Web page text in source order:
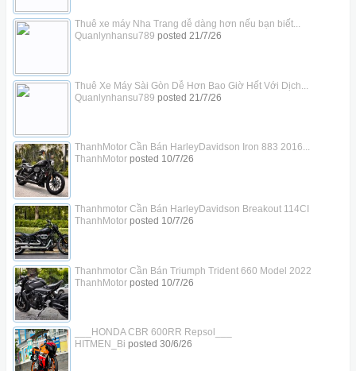
Thuê xe máy Nha Trang dễ dàng hơn nếu bạn biết...
Quanlynhansu789 posted 21/7/26
Thuê Xe Máy Sài Gòn Dễ Hơn Bao Giờ Hết Với Dịch...
Quanlynhansu789 posted 21/7/26
ThanhMotor Cần Bán HarleyDavidson Iron 883 2016...
ThanhMotorposted 10/7/26
Thanhmotor Cần Bán HarleyDavidson Breakout 114CI
ThanhMotorposted 10/7/26
Thanhmotor Cần Bán Triumph Trident 660 Model 2022
ThanhMotorposted 10/7/26
___HONDA CBR 600RR Repsol___
HITMEN_Bi posted 30/6/26